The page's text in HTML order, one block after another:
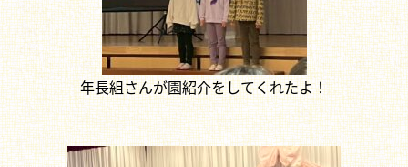
年長組さんが園紹介をしてくれたよ！